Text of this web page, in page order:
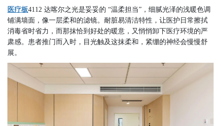
医疗板4112 达喀尔之光是妥妥的 “温柔担当”，细腻光泽的浅暖色调
铺满墙面，像一层柔和的滤镜。耐脏易清洁特性，让医护日常擦拭
消毒省时省力，而那抹恰到好处的暖意，又悄悄卸下医疗环境的严
肃感。患者推门而入时，目光触及这抹柔和，紧绷的神经会慢慢舒
展。